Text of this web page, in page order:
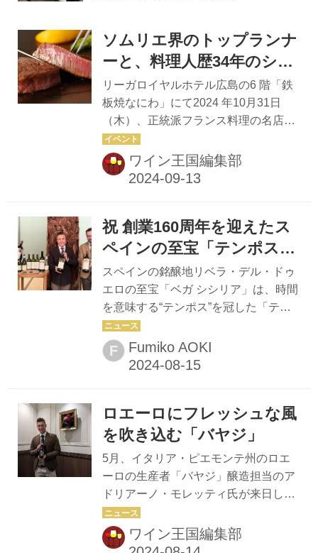
ソムリエ界のトップランナ
ーと、料理人歴34年のシェ
フによる饗宴『情野博之ソ
ムリエ×鉄板焼なにわ コラ
ボレーションディナー』
10月31日（木）18：30～開
催
リーガロイヤルホテル広島の6 階「鉄
板焼なにわ」にて2024 年10月31日
（木）、正統派フランス料理の名店
「レストラン アピシウス」のシェフソ
ムリエ 情野博之氏を招き、鉄板焼と厳
選ワインのペアリングを楽しむ一夜限
らから！ 開業30周年記念 「情野博之
ソムリエ×鉄板焼なにわ コラボレーシ
ベントは、今年4月に開業30周年を迎
えたリーガロイヤルホテル広島が、こ
れまで支え続けてくれたお客さまに特
別なひとときを過ごしていただきたい
という思いで企画した。 7月に33階
「レストラン シャンボー...
ワイン王国編集部
祝 創業160周年を迎えたス
ペインの至宝「テンポス
ベガ シシリア」
スペインの銘醸地リベラ・デル・ドゥ
エロの至宝「ベガ シシリア」は、時間
を意味する“テンポス”を冠した「テン
ポス ベガ シシリア」が正式名称だ。
時を重ね、創業から１６０年目の２０
２４年、ゼネラルマネジャーのアルベ
バーサリーディナーを開催した。海外
での祝賀会は日本と英国の2カ国のみ
アムワイン １８６４年に設立された
「ベガ シシリア」は、ボルドーでワイ
ン造りを学んだエロイ･レカンダが興
したワイナリーで、その世界屈指とう
たわれるプレミアムワイン『ウニコ』
F Fumiko AOKI
ロエーロにフレッシュな風
を吹き込む「バヤジ」
5月、イタリア・ピエモンテ州のロエ
ーロの生産者「バヤジ」醸造担当のア
ドリアーノ・モレッティ氏が来日し、
「リストランテ アクアパッツァ」（東
京・青山）でメーカーズランチを開催
した。果実味豊かでフレッシュなバヤ
ワイン王国編集部